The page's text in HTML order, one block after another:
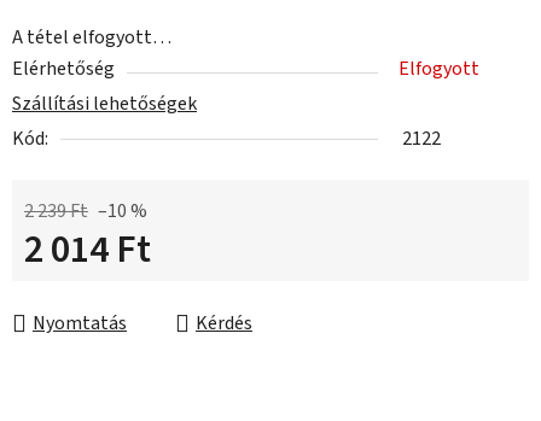
A tétel elfogyott…
Elérhetőség
Elfogyott
Szállítási lehetőségek
Kód:
2122
2 239 Ft –10 %
2 014 Ft
Nyomtatás
Kérdés